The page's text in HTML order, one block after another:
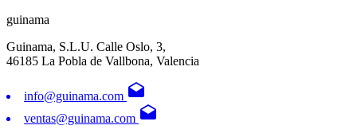
guinama
Guinama, S.L.U. Calle Oslo, 3,
46185 La Pobla de Vallbona, Valencia
info@guinama.com drafts
ventas@guinama.com drafts